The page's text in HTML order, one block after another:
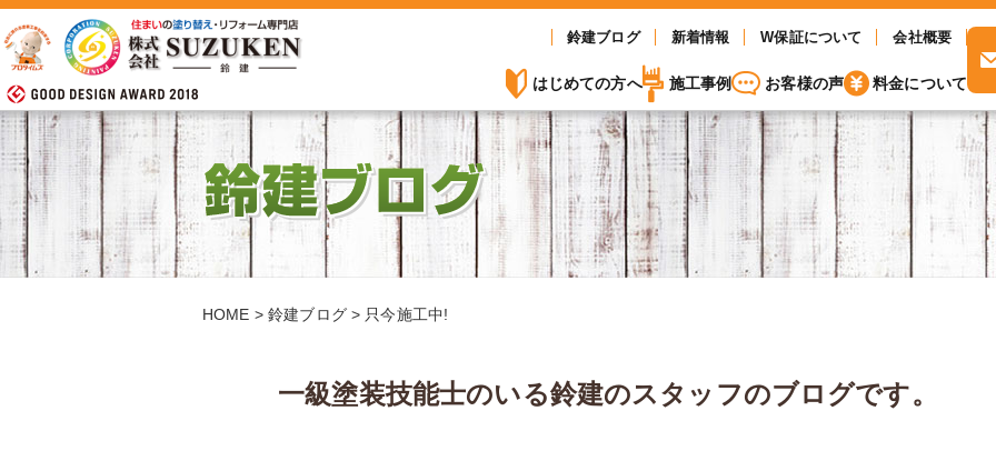
鈴建ブログ 新着情報 W保証について 会社概要
はじめての方へ 施工事例 お客様の声 料金について
HOME > 鈴建ブログ > 只今施工中!
一級塗装技能士のいる鈴建のスタッフのブログです。